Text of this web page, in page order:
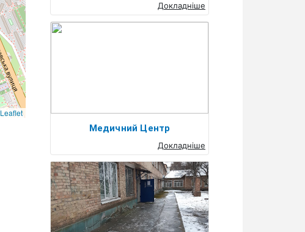
Leaflet
Докладніше
Медичний Центр
Докладніше